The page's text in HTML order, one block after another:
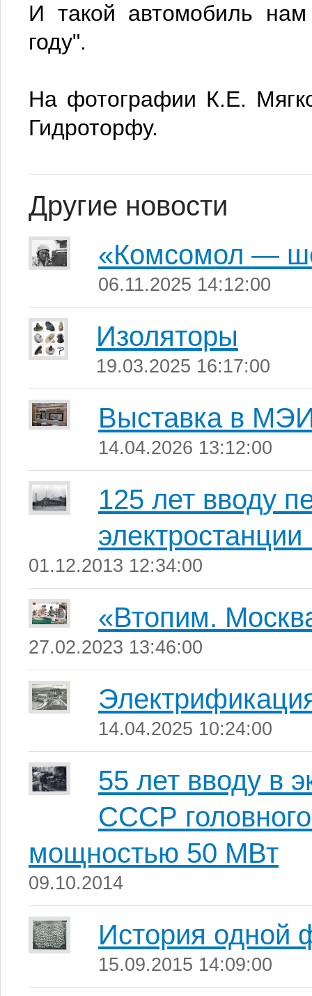
И такой автомобиль
году".
На фотографии К.Е.
Гидроторфу.
Другие новости
«Комсомол —
06.11.2025 14:12:00
Изоляторы
19.03.2025 16:17:00
Выставка в
14.04.2026 13:12:00
125 лет вводу
01.12.2013 12:34:00
«Втопим.
27.02.2023 13:46:00
14.04.2025 10:24:00
55 лет вводу в
СССР
мощностью 50 МВт
09.10.2014
История одной
15.09.2015 14:09:00